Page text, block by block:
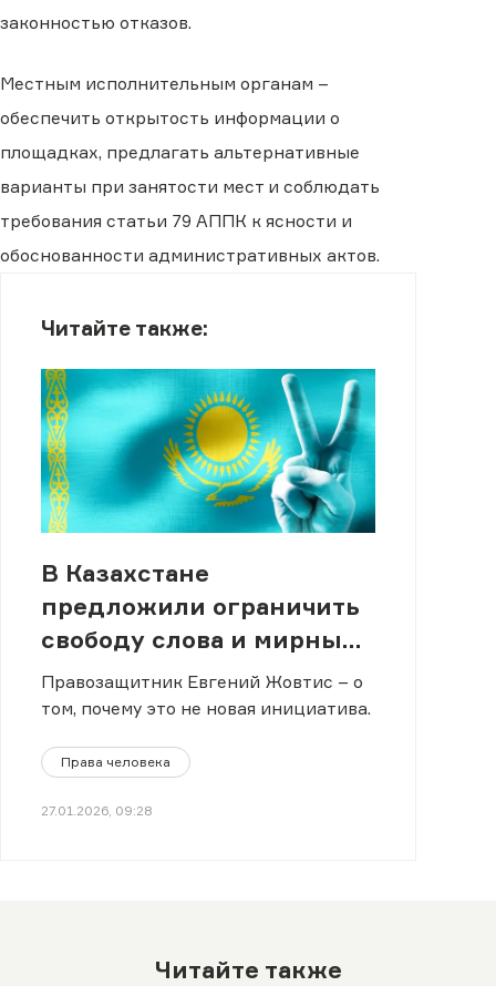
законностью отказов.
Местным исполнительным органам –
обеспечить открытость информации о
площадках, предлагать альтернативные
варианты при занятости мест и соблюдать
требования статьи 79 АППК к ясности и
обоснованности административных актов.
Читайте также:
В Казахстане
предложили ограничить
свободу слова и мирные
собрания
Правозащитник Евгений Жовтис – о
том, почему это не новая инициатива.
Права человека
27.01.2026, 09:28
Читайте также